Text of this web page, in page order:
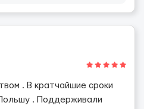
. В кратчайшие сроки
. Поддерживали